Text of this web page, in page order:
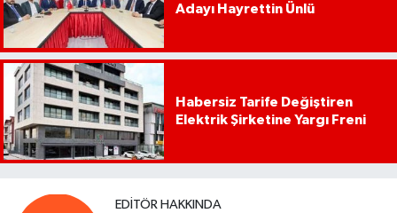
Adayı Hayrettin Ünlü
Habersiz Tarife Değiştiren
Elektrik Şirketine Yargı Freni
EDITÖR HAKKINDA